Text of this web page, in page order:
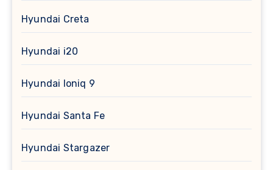
Hyundai Creta
Hyundai i20
Hyundai Ioniq 9
Hyundai Santa Fe
Hyundai Stargazer